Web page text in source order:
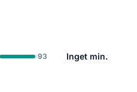
93 Inget min.